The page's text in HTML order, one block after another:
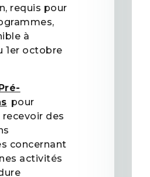
requis pour
à
1er octobre
pour
recevoir des
concernant
activités